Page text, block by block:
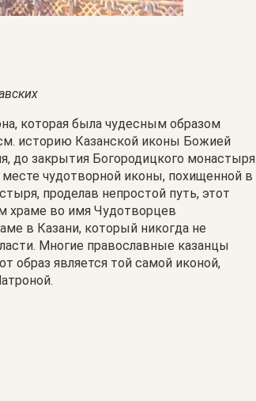
которая была чудесным образом
историю Казанской иконы Божией
до закрытия Богородицкого монастыря
месте чудотворной иконы, похищенной в
проделав непростой путь, этот
храме во имя Чудотворцев
в Казани, который никогда не
Многие православные казанцы
образ является той самой иконой,